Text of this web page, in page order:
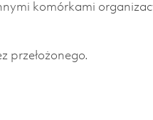
komórkami
przełożonego.